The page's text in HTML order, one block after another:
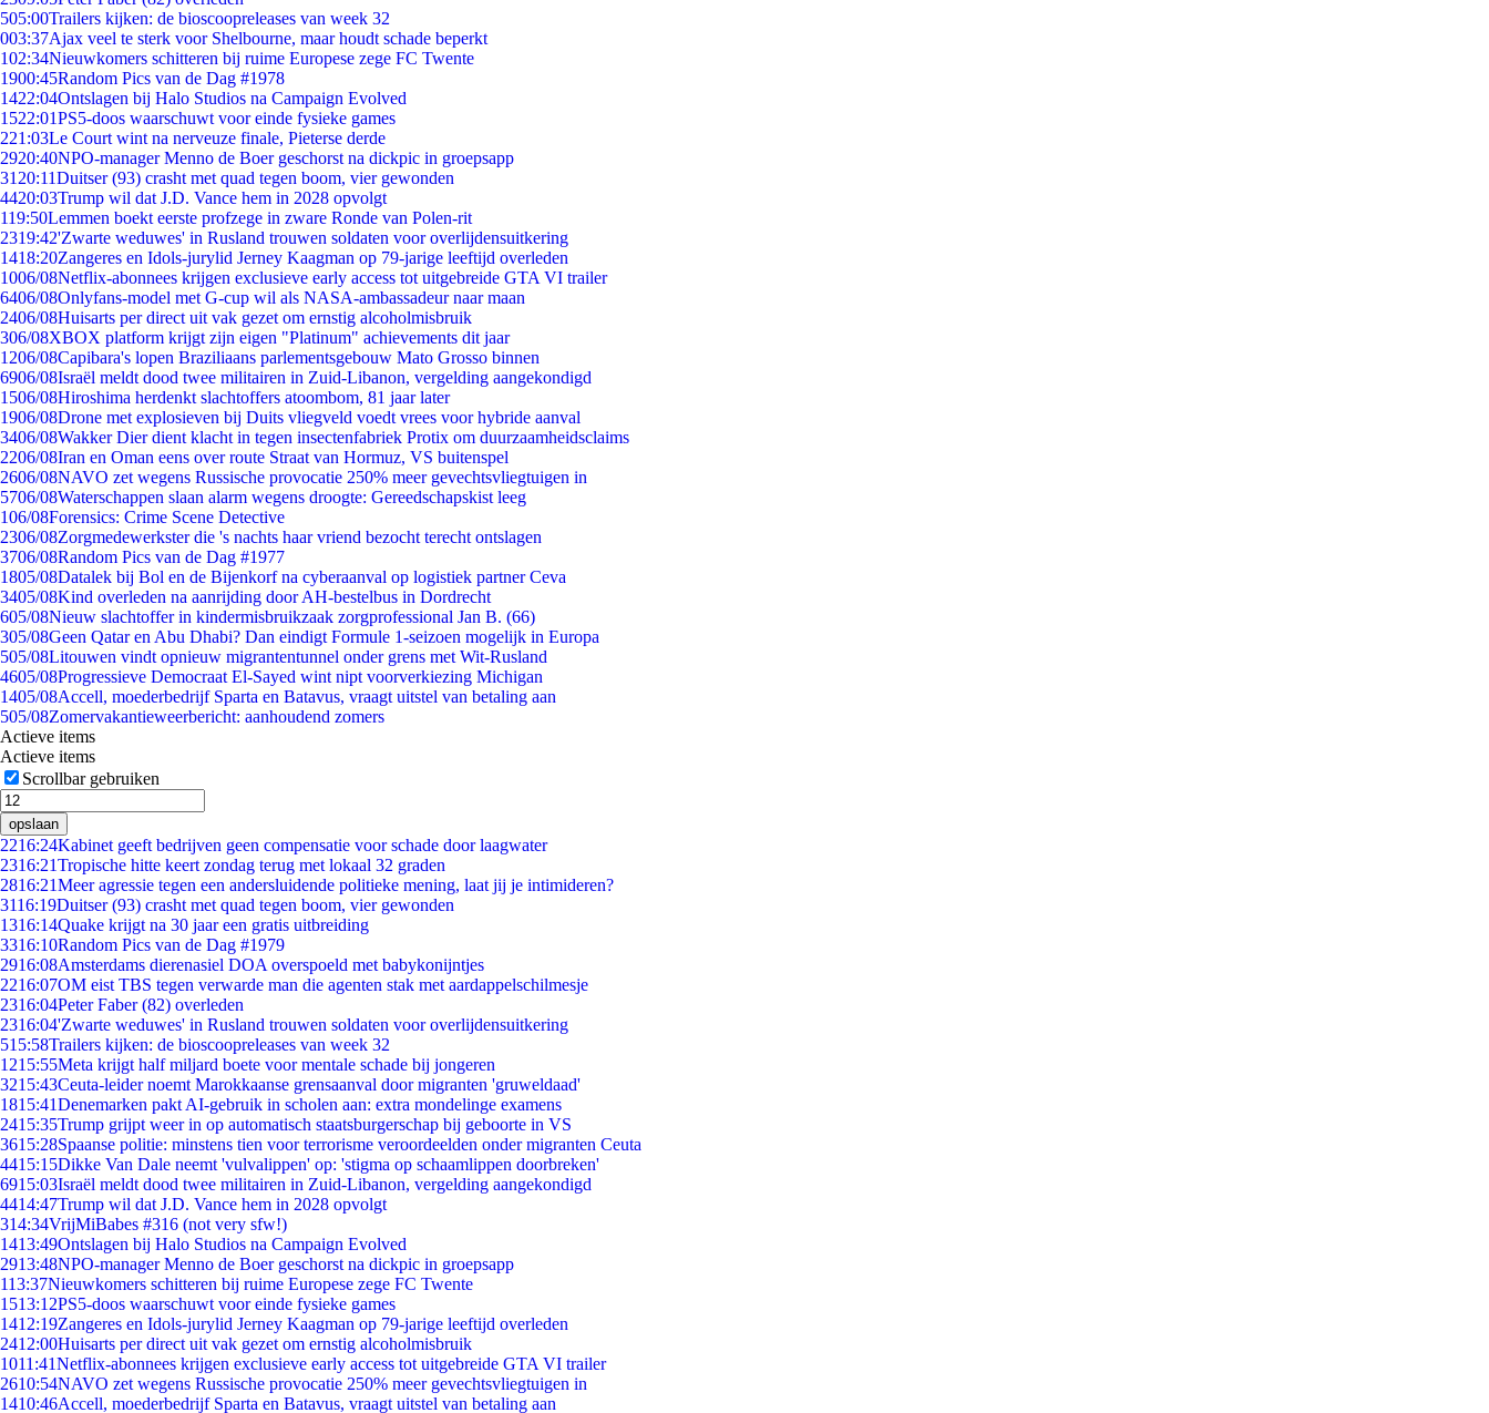
505:00Trailers kijken: de bioscoopreleases van week 32
003:37Ajax veel te sterk voor Shelbourne, maar houdt schade beperkt
102:34Nieuwkomers schitteren bij ruime Europese zege FC Twente
1900:45Random Pics van de Dag #1978
1422:04Ontslagen bij Halo Studios na Campaign Evolved
1522:01PS5-doos waarschuwt voor einde fysieke games
221:03Le Court wint na nerveuze finale, Pieterse derde
2920:40NPO-manager Menno de Boer geschorst na dickpic in groepsapp
31 20:11Duitser (93) crasht met quad tegen boom, vier gewonden
4420:03Trump wil dat J.D. Vance hem in 2028 opvolgt
119:50Lemmen boekt eerste profzege in zware Ronde van Polen-rit
2319:42'Zwarte weduwes' in Rusland trouwen soldaten voor overlijdensuitkering
1418:20Zangeres en Idols-jurylid Jerney Kaagman op 79-jarige leeftijd overleden
1006/08Netflix-abonnees krijgen exclusieve early access tot uitgebreide GTA VI trailer
6406/08Onlyfans-model met G-cup wil als NASA-ambassadeur naar maan
2406/08Huisarts per direct uit vak gezet om ernstig alcoholmisbruik
306/08XBOX platform krijgt zijn eigen "Platinum" achievements dit jaar
1206/08Capibara's lopen Braziliaans parlementsgebouw Mato Grosso binnen
6906/08Israël meldt dood twee militairen in Zuid-Libanon, vergelding aangekondigd
1506/08Hiroshima herdenkt slachtoffers atoombom, 81 jaar later
1906/08Drone met explosieven bij Duits vliegveld voedt vrees voor hybride aanval
3406/08Wakker Dier dient klacht in tegen insectenfabriek Protix om duurzaamheidsclaims
2206/08Iran en Oman eens over route Straat van Hormuz, VS buitenspel
2606/08NAVO zet wegens Russische provocatie 250% meer gevechtsvliegtuigen in
5706/08Waterschappen slaan alarm wegens droogte: Gereedschapskist leeg
106/08Forensics: Crime Scene Detective
2306/08Zorgmedewerkster die 's nachts haar vriend bezocht terecht ontslagen
3706/08Random Pics van de Dag #1977
1805/08Datalek bij Bol en de Bijenkorf na cyberaanval op logistiek partner Ceva
3405/08Kind overleden na aanrijding door AH-bestelbus in Dordrecht
605/08Nieuw slachtoffer in kindermisbruikzaak zorgprofessional Jan B. (66)
305/08Geen Qatar en Abu Dhabi? Dan eindigt Formule 1-seizoen mogelijk in Europa
505/08Litouwen vindt opnieuw migrantentunnel onder grens met Wit-Rusland
4605/08Progressieve Democraat El-Sayed wint nipt voorverkiezing Michigan
1405/08Accell, moederbedrijf Sparta en Batavus, vraagt uitstel van betaling aan
505/08Zomervakantieweerbericht: aanhoudend zomers
Actieve items
Actieve items
Scrollbar gebruiken
opslaan
2216:24Kabinet geeft bedrijven geen compensatie voor schade door laagwater
2316:21Tropische hitte keert zondag terug met lokaal 32 graden
2816:21Meer agressie tegen een andersluidende politieke mening, laat jij je intimideren?
3116:19Duitser (93) crasht met quad tegen boom, vier gewonden
1316:14Quake krijgt na 30 jaar een gratis uitbreiding
3316:10Random Pics van de Dag #1979
2916:08Amsterdams dierenasiel DOA overspoeld met babykonijntjes
2216:07OM eist TBS tegen verwarde man die agenten stak met aardappelschilmesje
2316:04Peter Faber (82) overleden
2316:04'Zwarte weduwes' in Rusland trouwen soldaten voor overlijdensuitkering
515:58Trailers kijken: de bioscoopreleases van week 32
1215:55Meta krijgt half miljard boete voor mentale schade bij jongeren
3215:43Ceuta-leider noemt Marokkaanse grensaanval door migranten 'gruweldaad'
1815:41Denemarken pakt AI-gebruik in scholen aan: extra mondelinge examens
2415:35Trump grijpt weer in op automatisch staatsburgerschap bij geboorte in VS
3615:28Spaanse politie: minstens tien voor terrorisme veroordeelden onder migranten Ceuta
4415:15Dikke Van Dale neemt 'vulvalippen' op: 'stigma op schaamlippen doorbreken'
6915:03Israël meldt dood twee militairen in Zuid-Libanon, vergelding aangekondigd
4414:47Trump wil dat J.D. Vance hem in 2028 opvolgt
314:34VrijMiBabes #316 (not very sfw!)
1413:49Ontslagen bij Halo Studios na Campaign Evolved
2913:48NPO-manager Menno de Boer geschorst na dickpic in groepsapp
113:37Nieuwkomers schitteren bij ruime Europese zege FC Twente
1513:12PS5-doos waarschuwt voor einde fysieke games
1412:19Zangeres en Idols-jurylid Jerney Kaagman op 79-jarige leeftijd overleden
2412:00Huisarts per direct uit vak gezet om ernstig alcoholmisbruik
1011:41Netflix-abonnees krijgen exclusieve early access tot uitgebreide GTA VI trailer
2610:54NAVO zet wegens Russische provocatie 250% meer gevechtsvliegtuigen in
1410:46Accell, moederbedrijf Sparta en Batavus, vraagt uitstel van betaling aan